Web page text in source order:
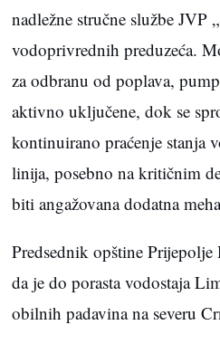
nadležne stručne službe JVP
vodoprivrednih preduzeća.
za odbranu od poplava,
aktivno uključene, dok se
kontinuirano praćenje stanja
linija, posebno na kritičnim
biti angažovana dodatna
Predsednik opštine
da je do porasta vodostaja
obilnih padavina na severu